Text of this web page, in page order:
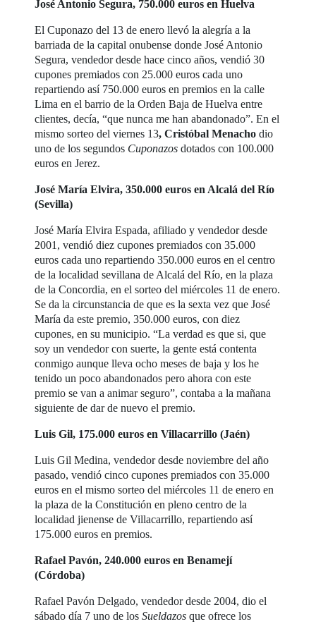
José Antonio Segura, 750.000 euros en Huelva
El Cuponazo del 13 de enero llevó la alegría a la
barriada de la capital onubense donde José Antonio
Segura, vendedor desde hace cinco años, vendió 30
cupones premiados con 25.000 euros cada uno
repartiendo así 750.000 euros en premios en la calle
Lima en el barrio de la Orden Baja de Huelva entre
clientes, decía, “que nunca me han abandonado”. En el
mismo sorteo del viernes 13, Cristóbal Menacho dio
uno de los segundos Cuponazos dotados con 100.000
euros en Jerez.
José María Elvira, 350.000 euros en Alcalá del Río
(Sevilla)
José María Elvira Espada, afiliado y vendedor desde
2001, vendió diez cupones premiados con 35.000
euros cada uno repartiendo 350.000 euros en el centro
de la localidad sevillana de Alcalá del Río, en la plaza
de la Concordia, en el sorteo del miércoles 11 de enero.
Se da la circunstancia de que es la sexta vez que José
María da este premio, 350.000 euros, con diez
cupones, en su municipio. “La verdad es que si, que
soy un vendedor con suerte, la gente está contenta
conmigo aunque lleva ocho meses de baja y los he
tenido un poco abandonados pero ahora con este
premio se van a animar seguro”, contaba a la mañana
siguiente de dar de nuevo el premio.
Luis Gil, 175.000 euros en Villacarrillo (Jaén)
Luis Gil Medina, vendedor desde noviembre del año
pasado, vendió cinco cupones premiados con 35.000
euros en el mismo sorteo del miércoles 11 de enero en
la plaza de la Constitución en pleno centro de la
localidad jienense de Villacarrillo, repartiendo así
175.000 euros en premios.
Rafael Pavón, 240.000 euros en Benamejí
(Córdoba)
Rafael Pavón Delgado, vendedor desde 2004, dio el
sábado día 7 uno de losSueldazos que ofrece los